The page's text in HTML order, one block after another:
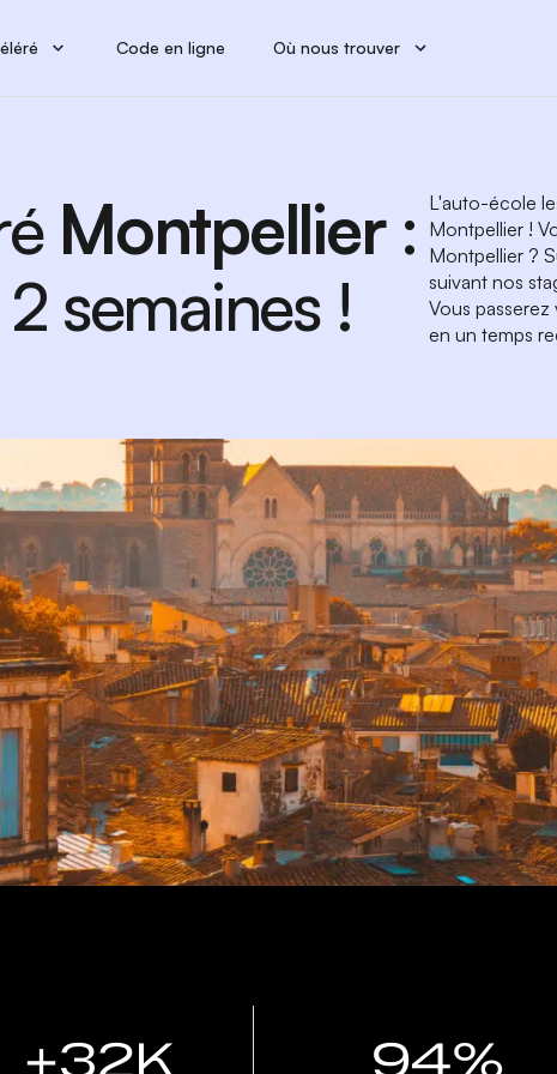
Code en ligne Où nous trouver
Montpellier :
semaines !
L'auto-école
Montpellier !
Montpellier ?
suivant nos
Vous
en un temps
+32K 94%